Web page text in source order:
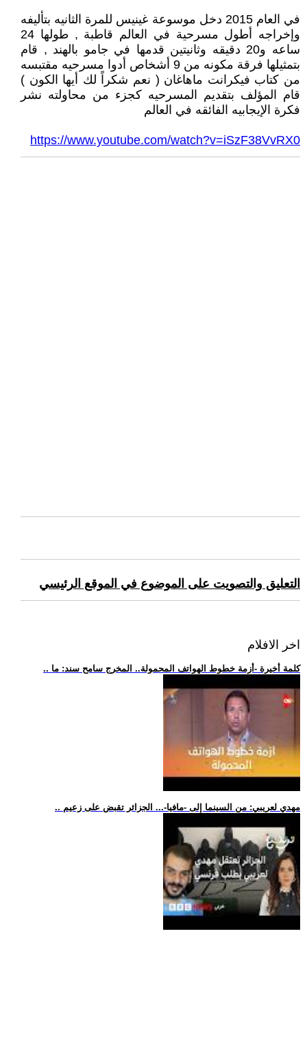
في العام 2015 دخل موسوعة غينيس للمرة الثانيه بتأليفه
وإخراجه أطول مسرحية في العالم قاطبة , طولها 24
ساعه و20 دقيقه وثانيتين قدمها في جامو بالهند , قام
بتمثيلها فرقة مكونه من 9 أشخاص أدوا مسرحيه مقتبسه
من كتاب فيكرانت ماهاغان ( نعم شكراً لك أيها الكون )
قام المؤلف بتقديم المسرحيه كجزء من محاولته نشر
فكرة الإيجابيه الفائقه في العالم
https://www.youtube.com/watch?v=iSzF38VvRX0
التعليق والتصويت على الموضوع في الموقع الرئيسي
اخر الافلام
.. كلمة أخيرة -أزمة خطوط الهواتف المحمولة.. المخرج سامح سند: ما
.. مهدي لعريبي: من السينما إلى -مافيا-... الجزائر تقبض على زعيم